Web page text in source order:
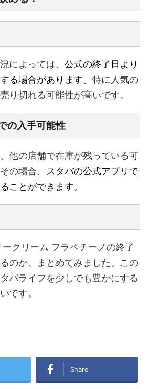
によっては、 公式の終了日より
る場合があります。 特に人気の
り切れる可能性が高いです。
の入手可能性
他の店舗で在庫が残っている可
の場合、
スタバの公式アプリで
ことができます。
クリーム フラペチーノの終了
のか、まとめてみました。この
バライフを少しでも豊かにする
です。
Share